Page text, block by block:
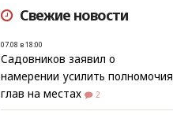
Свежие новости
07.08 в 18:00
Садовников заявил о
намерении усилить полномочия
глав на местах
2